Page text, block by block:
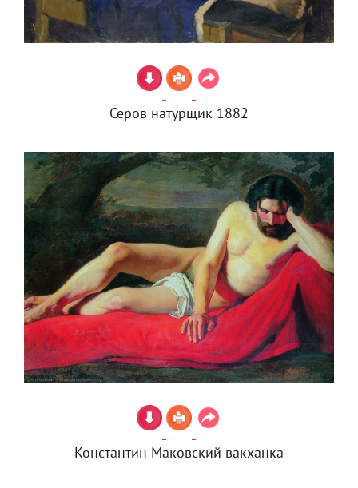
Серов натурщик 1882
Константин Маковский вакханка